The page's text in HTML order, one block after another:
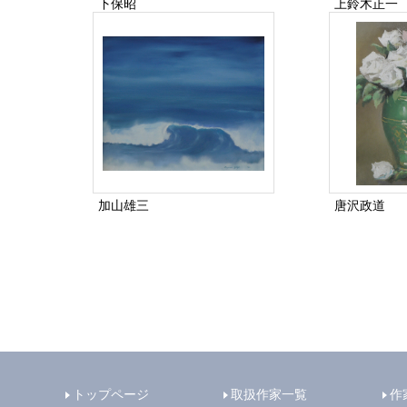
下保昭 上鈴木正一
加山雄三 唐沢政道
トップページ 取扱作家一覧 作